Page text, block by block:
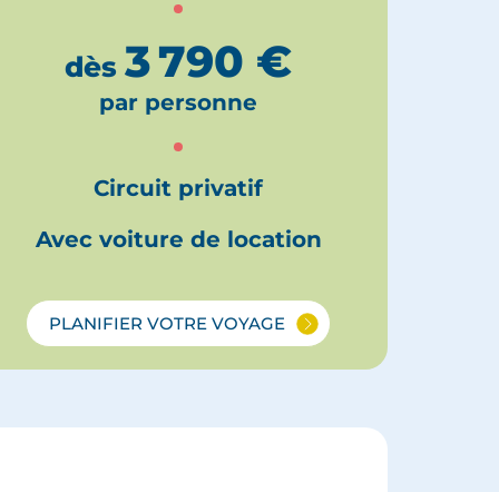
dès3 790 €
par personne
Circuit privatif
Avec voiture de location
PLANIFIER VOTRE VOYAGE